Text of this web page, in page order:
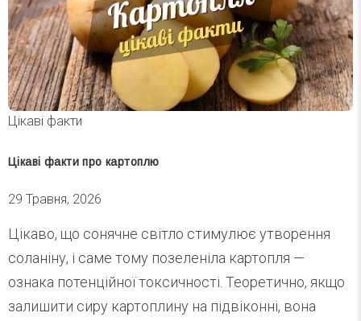
Цікаві факти
Цікаві факти про картоплю
29 Травня, 2026
Цікаво, що сонячне світло стимулює утворення
соланіну, і саме тому позеленіла картопля —
ознака потенційної токсичності. Теоретично, якщо
залишити сиру картоплину на підвіконні, вона